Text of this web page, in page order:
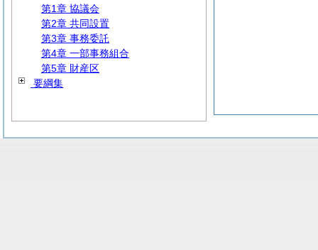
第1章 協議会
第2章 共同設置
第3章 事務委託
第4章 一部事務組合
第5章 財産区
要綱集